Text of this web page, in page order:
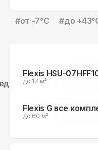
#от -7°С #до
Flexis HSU-
до 17 м²
Flexis G все
до 60 м²